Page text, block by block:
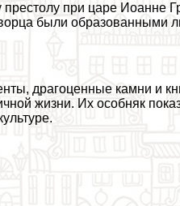
при царе Иоанне
были
драгоценные камни и
жизни. Их особняк